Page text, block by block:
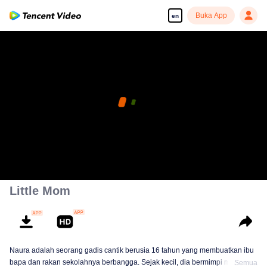
en Buka App
Little Mom
Naura adalah seorang gadis cantik berusia 16 tahun yang membuatkan ibu
bapa dan rakan sekolahnya berbangga. Sejak kecil, dia bermimpi menjadi
Semua